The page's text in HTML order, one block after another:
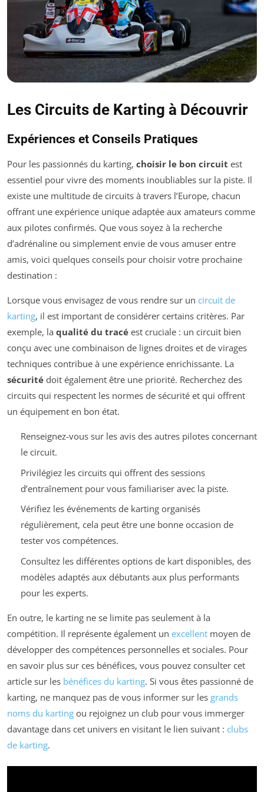
Les Circuits de Karting à Découvrir
Expériences et Conseils Pratiques
Pour les passionnés du karting, choisir le bon circuit est
essentiel pour vivre des moments inoubliables sur la piste. Il
existe une multitude de circuits à travers l’Europe, chacun
offrant une expérience unique adaptée aux amateurs comme
aux pilotes confirmés. Que vous soyez à la recherche
d’adrénaline ou simplement envie de vous amuser entre
amis, voici quelques conseils pour choisir votre prochaine
destination :
Lorsque vous envisagez de vous rendre sur un circuit de
karting, il est important de considérer certains critères. Par
exemple, la qualité du tracé est cruciale : un circuit bien
conçu avec une combinaison de lignes droites et de virages
techniques contribue à une expérience enrichissante. La
sécurité doit également être une priorité. Recherchez des
circuits qui respectent les normes de sécurité et qui offrent
un équipement en bon état.
Renseignez-vous sur les avis des autres pilotes concernant
le circuit.
Privilégiez les circuits qui offrent des sessions
d’entraînement pour vous familiariser avec la piste.
Vérifiez les événements de karting organisés
régulièrement, cela peut être une bonne occasion de
tester vos compétences.
Consultez les différentes options de kart disponibles, des
modèles adaptés aux débutants aux plus performants
pour les experts.
En outre, le karting ne se limite pas seulement à la
compétition. Il représente également un excellent moyen de
développer des compétences personnelles et sociales. Pour
en savoir plus sur ces bénéfices, vous pouvez consulter cet
article sur les bénéfices du karting. Si vous êtes passionné de
karting, ne manquez pas de vous informer sur les grands
noms du karting ou rejoignez un club pour vous immerger
davantage dans cet univers en visitant le lien suivant : clubs
de karting.